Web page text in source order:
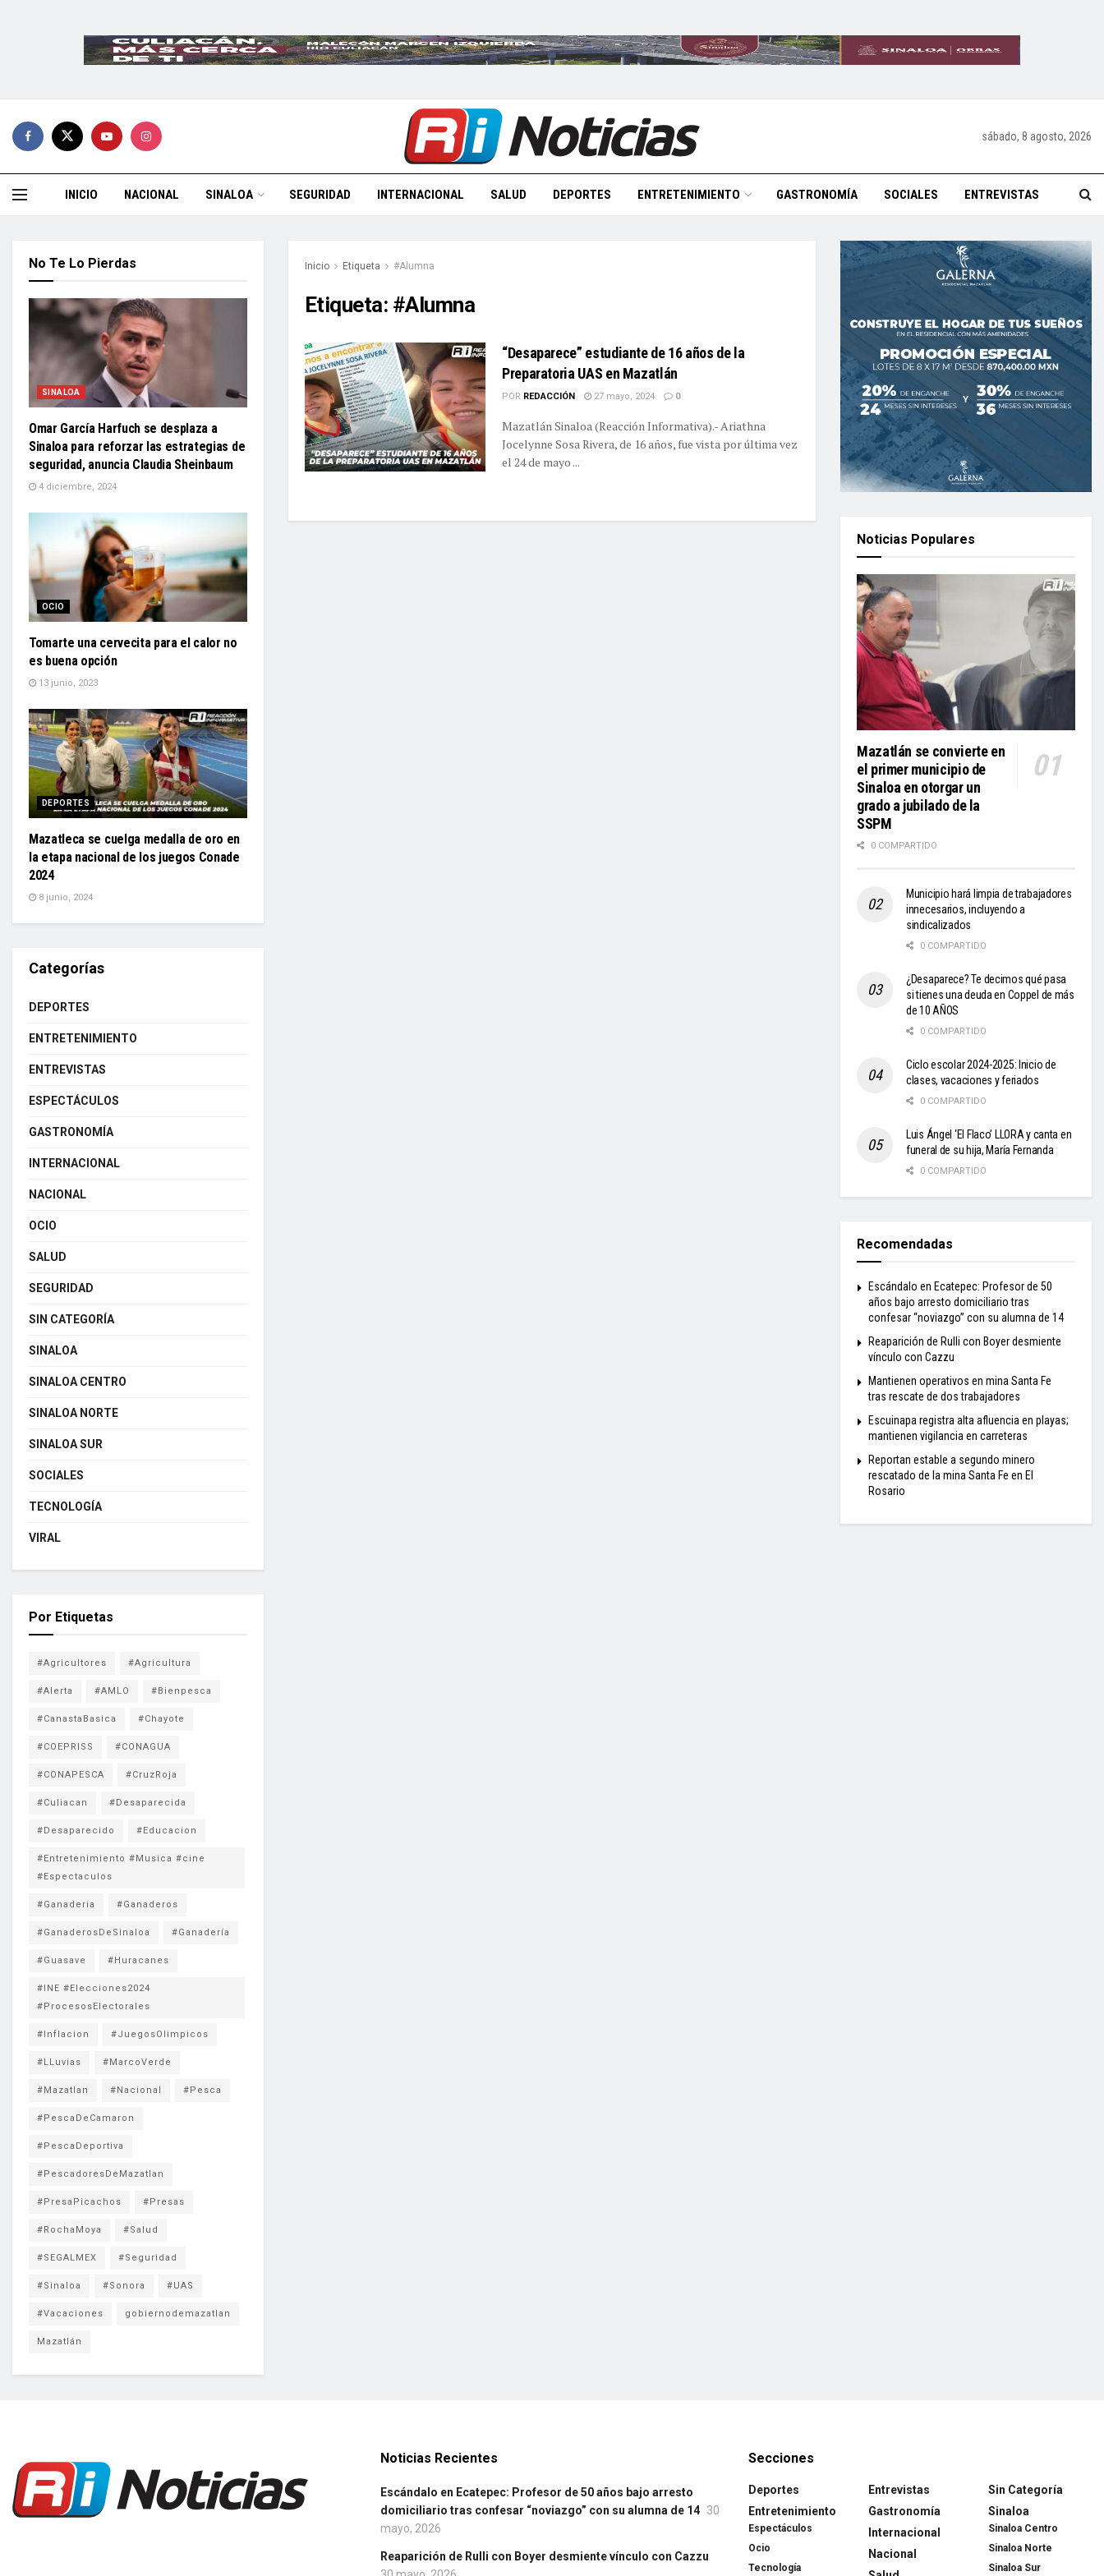
sábado, 8 agosto, 2026
INICIO NACIONAL SINALOA SEGURIDAD INTERNACIONAL SALUD DEPORTES ENTRETENIMIENTO GASTRONOMÍA SOCIALES ENTREVISTAS
Inicio Etiqueta #Alumna
Etiqueta: #Alumna
“Desaparece” estudiante de 16 años de la
Preparatoria UAS en Mazatlán
POR REDACCIÓN 27 mayo, 2024 0
Mazatlán Sinaloa (Reacción Informativa).- Ariathna
Jocelynne Sosa Rivera, de 16 años, fue vista por última vez
el 24 de mayo ...
No Te Lo Pierdas
SINALOA
Omar García Harfuch se desplaza a
Sinaloa para reforzar las estrategias de
seguridad, anuncia Claudia Sheinbaum
4 diciembre, 2024
OCIO
Tomarte una cervecita para el calor no
es buena opción
13 junio, 2023
DEPORTES
Mazatleca se cuelga medalla de oro en
la etapa nacional de los juegos Conade
2024
8 junio, 2024
Categorías
DEPORTES
ENTRETENIMIENTO
ENTREVISTAS
ESPECTÁCULOS
GASTRONOMÍA
INTERNACIONAL
NACIONAL
OCIO
SALUD
SEGURIDAD
SIN CATEGORÍA
SINALOA
SINALOA CENTRO
SINALOA NORTE
SINALOA SUR
SOCIALES
TECNOLOGÍA
VIRAL
Por Etiquetas
#Agricultores #Agricultura
#Alerta #AMLO #Bienpesca
#CanastaBasica #Chayote
#COEPRISS #CONAGUA
#CONAPESCA #CruzRoja
#Culiacan #Desaparecida
#Desaparecido #Educacion
#Entretenimiento #Musica #cine
#Espectaculos
#Ganaderia #Ganaderos
#GanaderosDeSinaloa #Ganadería
#Guasave #Huracanes
#INE #Elecciones2024
#ProcesosElectorales
#Inflacion #JuegosOlimpicos
#LLuvias #MarcoVerde
#Mazatlan #Nacional #Pesca
#PescaDeCamaron
#PescaDeportiva
#PescadoresDeMazatlan
#PresaPicachos #Presas
#RochaMoya #Salud
#SEGALMEX #Seguridad
#Sinaloa #Sonora #UAS
#Vacaciones gobiernodemazatlan
Mazatlán
Noticias Populares
Mazatlán se convierte en
el primer municipio de
Sinaloa en otorgar un
grado a jubilado de la
SSPM
0 COMPARTIDO
Municipio hará limpia de trabajadores
innecesarios, incluyendo a
sindicalizados
0 COMPARTIDO
¿Desaparece? Te decimos qué pasa
si tienes una deuda en Coppel de más
de 10 AÑOS
0 COMPARTIDO
Ciclo escolar 2024-2025: Inicio de
clases, vacaciones y feriados
0 COMPARTIDO
Luis Ángel ‘El Flaco’ LLORA y canta en
funeral de su hija, María Fernanda
0 COMPARTIDO
Recomendadas
Escándalo en Ecatepec: Profesor de 50
años bajo arresto domiciliario tras
confesar “noviazgo” con su alumna de 14
Reaparición de Rulli con Boyer desmiente
vínculo con Cazzu
Mantienen operativos en mina Santa Fe
tras rescate de dos trabajadores
Escuinapa registra alta afluencia en playas;
mantienen vigilancia en carreteras
Reportan estable a segundo minero
rescatado de la mina Santa Fe en El
Rosario
Noticias Recientes
Escándalo en Ecatepec: Profesor de 50 años bajo arresto
domiciliario tras confesar “noviazgo” con su alumna de 14 30
mayo, 2026
Reaparición de Rulli con Boyer desmiente vínculo con Cazzu
Secciones
Deportes
Entretenimiento
Espectáculos
Ocio
Tecnología
Entrevistas
Gastronomía
Internacional
Nacional
Sin Categoría
Sinaloa
Sinaloa Centro
Sinaloa Norte
Sinaloa Sur